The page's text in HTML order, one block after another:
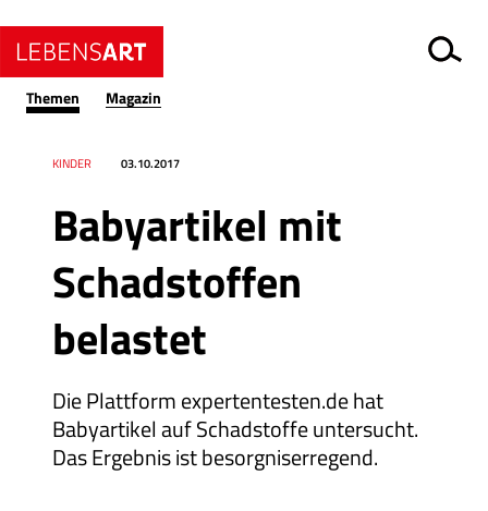
Themen Magazin
Babyartikel mit
Schadstoffen
belastet
Die Plattform expertentesten.de hat
Babyartikel auf Schadstoffe untersucht.
Das Ergebnis ist besorgniserregend.
Datum 03.10.2017
RessortKINDER